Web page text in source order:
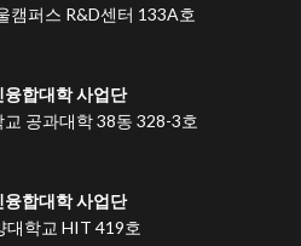
캠퍼스 R&D센터 133A호
합대학 사업단
공과대학 38동 328-3호
합대학 사업단
대학교 HIT 419호